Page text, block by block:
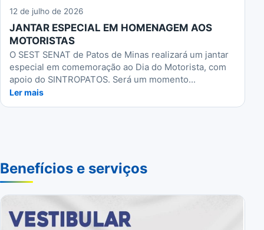
12 de julho de 2026
JANTAR ESPECIAL EM HOMENAGEM AOS
MOTORISTAS
O SEST SENAT de Patos de Minas realizará um jantar
especial em comemoração ao Dia do Motorista, com
apoio do SINTROPATOS. Será um momento...
Ler mais
Benefícios e serviços